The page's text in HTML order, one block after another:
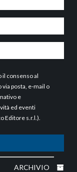
il consenso al
posta, e-mail o
e
ed eventi
Editore s.r.l.).
ARCHIVIO